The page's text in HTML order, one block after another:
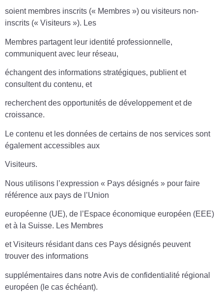
soient membres inscrits (« Membres ») ou visiteurs non-
inscrits (« Visiteurs »). Les
Membres partagent leur identité professionnelle,
communiquent avec leur réseau,
échangent des informations stratégiques, publient et
consultent du contenu, et
recherchent des opportunités de développement et de
croissance.
Le contenu et les données de certains de nos services sont
également accessibles aux
Visiteurs.
Nous utilisons l’expression « Pays désignés » pour faire
référence aux pays de l’Union
européenne (UE), de l’Espace économique européen (EEE)
et à la Suisse. Les Membres
et Visiteurs résidant dans ces Pays désignés peuvent
trouver des informations
supplémentaires dans notre Avis de confidentialité régional
européen (le cas échéant).